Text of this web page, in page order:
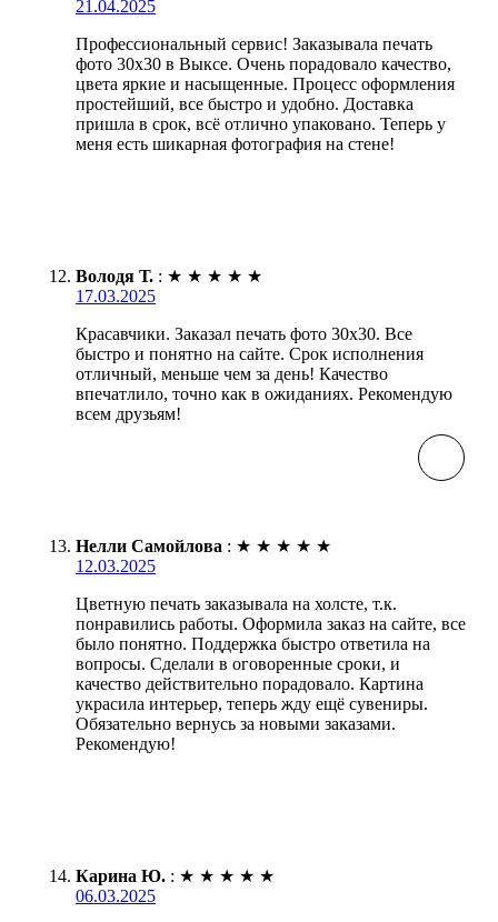
21.04.2025
Профессиональный сервис! Заказывала печать
фото 30х30 в Выксе. Очень порадовало качество,
цвета яркие и насыщенные. Процесс оформления
простейший, все быстро и удобно. Доставка
пришла в срок, всё отлично упаковано. Теперь у
меня есть шикарная фотография на стене!
Володя Т. : ★ ★ ★ ★ ★
17.03.2025
Красавчики. Заказал печать фото 30х30. Все
быстро и понятно на сайте. Срок исполнения
отличный, меньше чем за день! Качество
впечатлило, точно как в ожиданиях. Рекомендую
всем друзьям!
Нелли Самойлова : ★ ★ ★ ★ ★
12.03.2025
Цветную печать заказывала на холсте, т.к.
понравились работы. Оформила заказ на сайте, все
было понятно. Поддержка быстро ответила на
вопросы. Сделали в оговоренные сроки, и
качество действительно порадовало. Картина
украсила интерьер, теперь жду ещё сувениры.
Обязательно вернусь за новыми заказами.
Рекомендую!
Карина Ю. : ★ ★ ★ ★ ★
06.03.2025